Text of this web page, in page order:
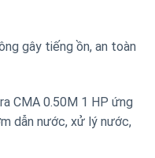
gây tiếng ồn, an toàn
CMA 0.50M 1 HP ứng
dẫn nước, xử lý nước,